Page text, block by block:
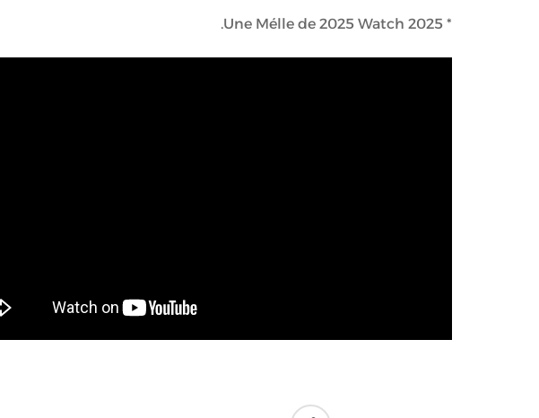
* Une Mélle de 2025 Watch 2025.